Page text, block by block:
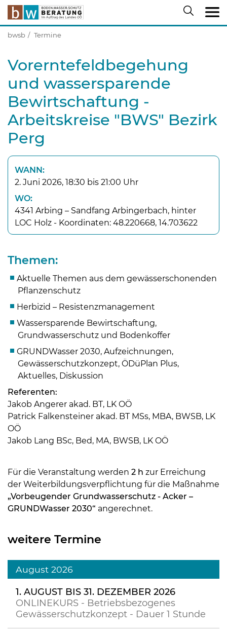
bwsb Termine
Vorerntefeldbegehung
und wassersparende
Bewirtschaftung -
Arbeitskreise "BWS" Bezirk
Perg
WANN:
2. Juni 2026, 18:30 bis 21:00 Uhr
WO:
4341 Arbing – Sandfang Arbingerbach, hinter
LOC Holz - Koordinaten: 48.220668, 14.703622
Themen:
Aktuelle Themen aus dem gewässerschonenden
Pflanzenschutz
Herbizid – Resistenzmanagement
Wassersparende Bewirtschaftung,
Grundwasserschutz und Bodenkoffer
GRUNDWasser 2030, Aufzeichnungen,
Gewässerschutzkonzept, ÖDüPlan Plus,
Aktuelles, Diskussion
Referenten:
Jakob Angerer akad. BT, LK OÖ
Patrick Falkensteiner akad. BT MSs, MBA, BWSB, LK
OÖ
Jakob Lang BSc, Bed, MA, BWSB, LK OÖ
Für die Veranstaltung werden 2 h zur Erreichung
der Weiterbildungsverpflichtung für die Maßnahme
„Vorbeugender Grundwasserschutz - Acker –
GRUNDWasser 2030“ angerechnet.
weitere Termine
August 2026
1. AUGUST BIS 31. DEZEMBER 2026
ONLINEKURS - Betriebsbezogenes
Gewässerschutzkonzept - Dauer 1 Stunde